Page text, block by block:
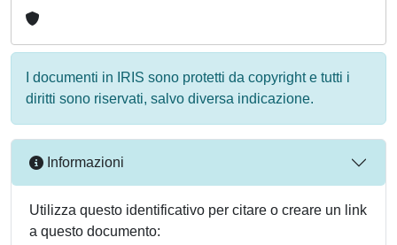
I documenti in IRIS sono protetti da copyright e tutti i
diritti sono riservati, salvo diversa indicazione.
Informazioni
Utilizza questo identificativo per citare o creare un link
a questo documento: